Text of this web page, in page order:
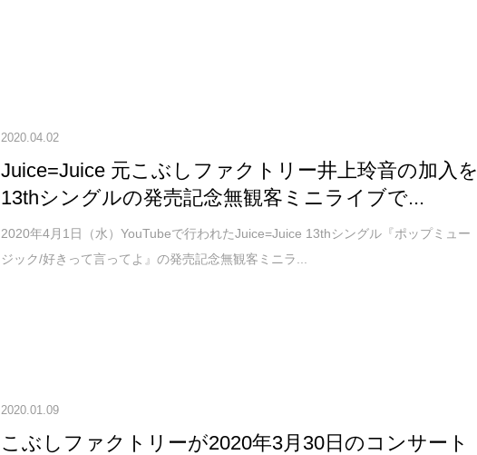
2020.04.02
Juice=Juice 元こぶしファクトリー井上玲音の加入を
13thシングルの発売記念無観客ミニライブで...
2020年4月1日（水）YouTubeで行われたJuice=Juice 13thシングル『ポップミュー
ジック/好きって言ってよ』の発売記念無観客ミニラ...
2020.01.09
こぶしファクトリーが2020年3月30日のコンサート